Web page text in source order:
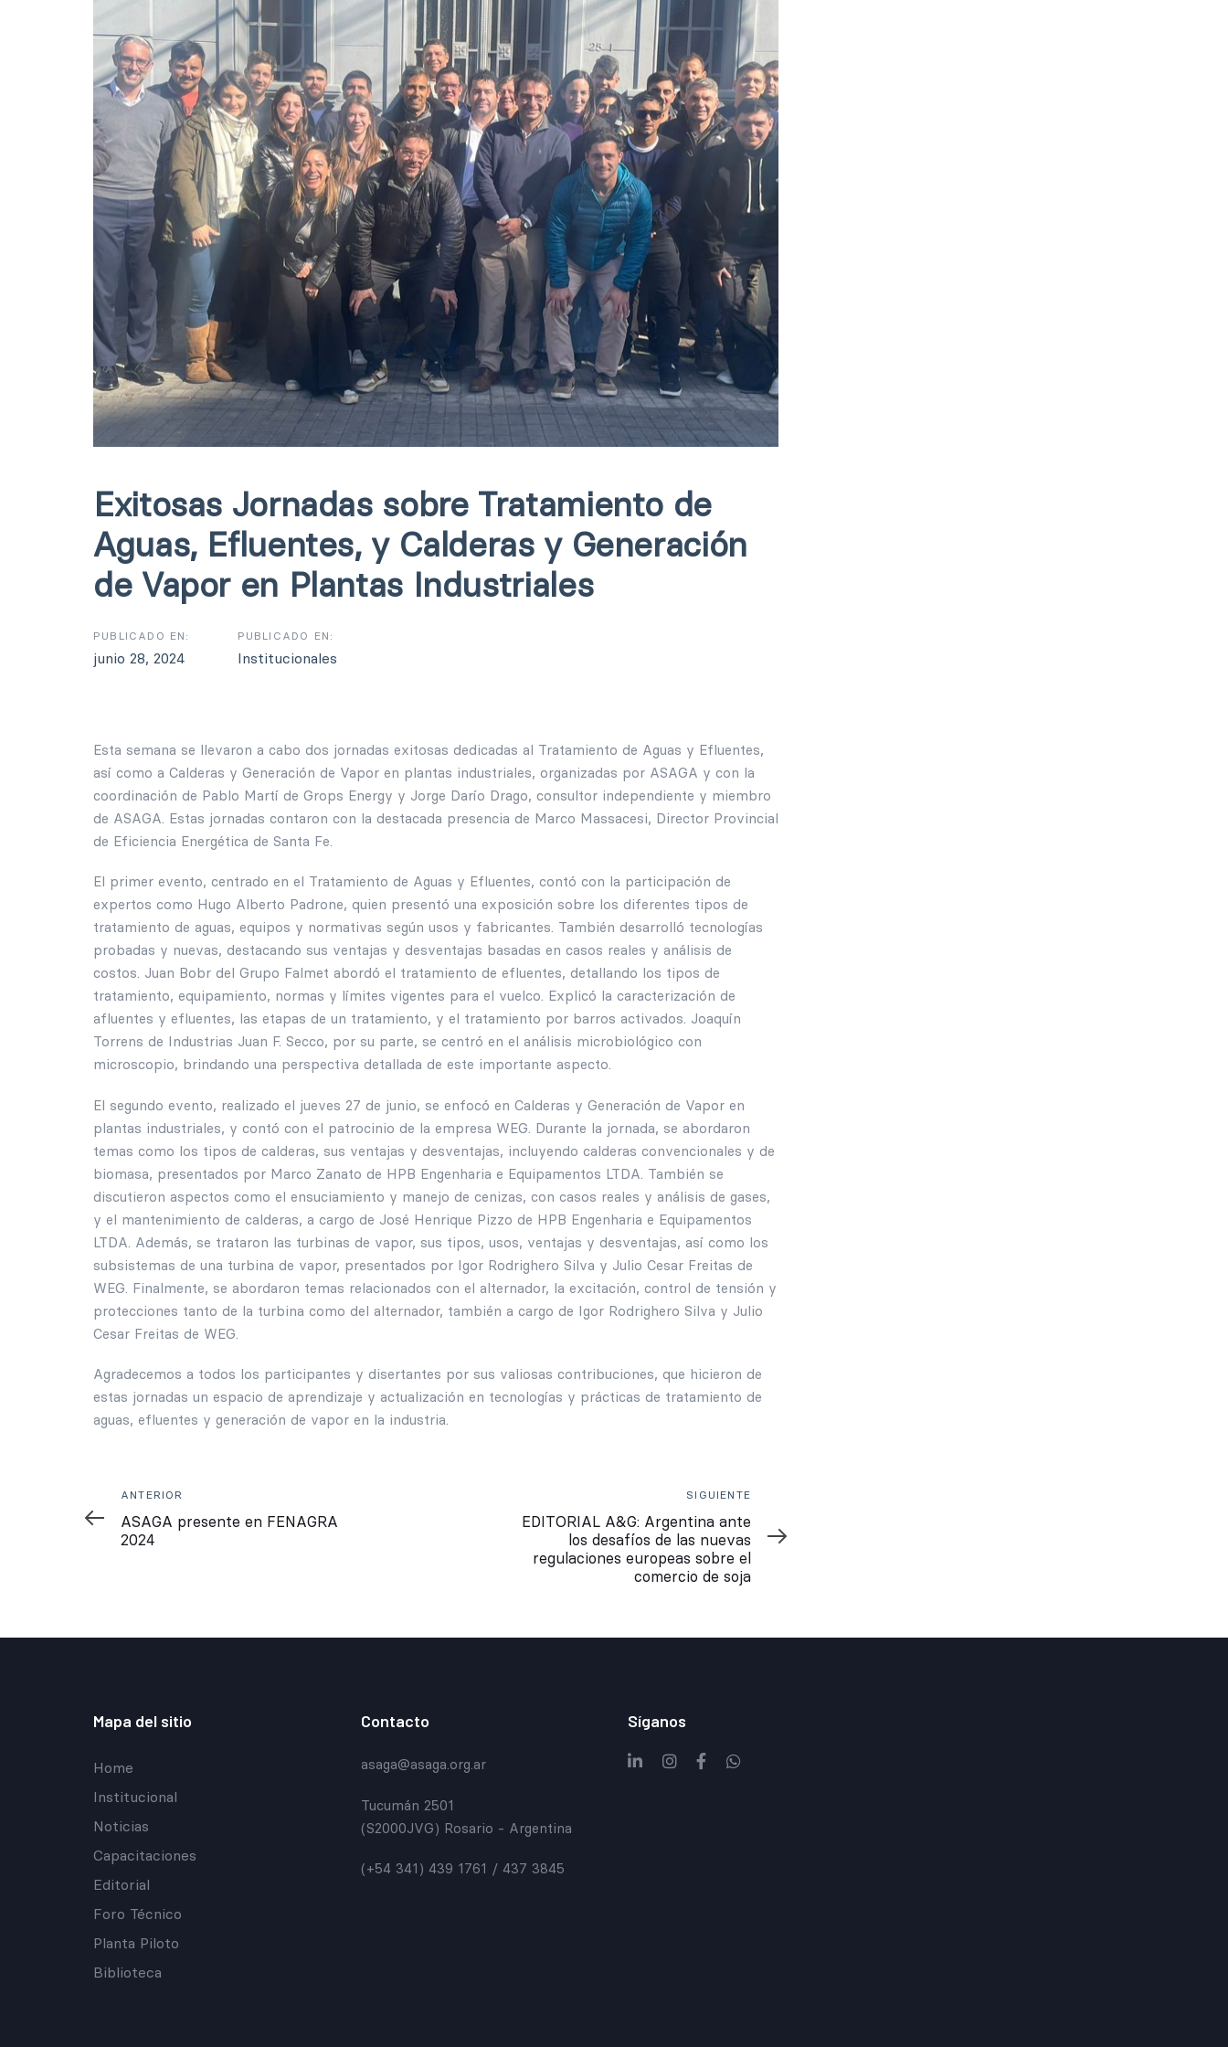
Exitosas Jornadas sobre Tratamiento de
Aguas, Efluentes, y Calderas y Generación
de Vapor en Plantas Industriales
PUBLICADO EN:
junio 28, 2024
PUBLICADO EN:
Institucionales
Esta semana se llevaron a cabo dos jornadas exitosas dedicadas al Tratamiento de Aguas y Efluentes,
así como a Calderas y Generación de Vapor en plantas industriales, organizadas por ASAGA y con la
coordinación de Pablo Martí de Grops Energy y Jorge Darío Drago, consultor independiente y miembro
de ASAGA. Estas jornadas contaron con la destacada presencia de Marco Massacesi, Director Provincial
de Eficiencia Energética de Santa Fe.
El primer evento, centrado en el Tratamiento de Aguas y Efluentes, contó con la participación de
expertos como Hugo Alberto Padrone, quien presentó una exposición sobre los diferentes tipos de
tratamiento de aguas, equipos y normativas según usos y fabricantes. También desarrolló tecnologías
probadas y nuevas, destacando sus ventajas y desventajas basadas en casos reales y análisis de
costos. Juan Bobr del Grupo Falmet abordó el tratamiento de efluentes, detallando los tipos de
tratamiento, equipamiento, normas y límites vigentes para el vuelco. Explicó la caracterización de
afluentes y efluentes, las etapas de un tratamiento, y el tratamiento por barros activados. Joaquín
Torrens de Industrias Juan F. Secco, por su parte, se centró en el análisis microbiológico con
microscopio, brindando una perspectiva detallada de este importante aspecto.
El segundo evento, realizado el jueves 27 de junio, se enfocó en Calderas y Generación de Vapor en
plantas industriales, y contó con el patrocinio de la empresa WEG. Durante la jornada, se abordaron
temas como los tipos de calderas, sus ventajas y desventajas, incluyendo calderas convencionales y de
biomasa, presentados por Marco Zanato de HPB Engenharia e Equipamentos LTDA. También se
discutieron aspectos como el ensuciamiento y manejo de cenizas, con casos reales y análisis de gases,
y el mantenimiento de calderas, a cargo de José Henrique Pizzo de HPB Engenharia e Equipamentos
LTDA. Además, se trataron las turbinas de vapor, sus tipos, usos, ventajas y desventajas, así como los
subsistemas de una turbina de vapor, presentados por Igor Rodrighero Silva y Julio Cesar Freitas de
WEG. Finalmente, se abordaron temas relacionados con el alternador, la excitación, control de tensión y
protecciones tanto de la turbina como del alternador, también a cargo de Igor Rodrighero Silva y Julio
Cesar Freitas de WEG.
Agradecemos a todos los participantes y disertantes por sus valiosas contribuciones, que hicieron de
estas jornadas un espacio de aprendizaje y actualización en tecnologías y prácticas de tratamiento de
aguas, efluentes y generación de vapor en la industria.
Anterior
ANTERIOR
ASAGA presente en FENAGRA
2024
SIGUIENTE
EDITORIAL A&G: Argentina ante
los desafíos de las nuevas
regulaciones europeas sobre el
comercio de soja
Mapa del sitio
Home
Institucional
Noticias
Capacitaciones
Editorial
Foro Técnico
Planta Piloto
Biblioteca
Contacto
asaga@asaga.org.ar
Tucumán 2501
(S2000JVG) Rosario - Argentina
(+54 341) 439 1761 / 437 3845
Síganos